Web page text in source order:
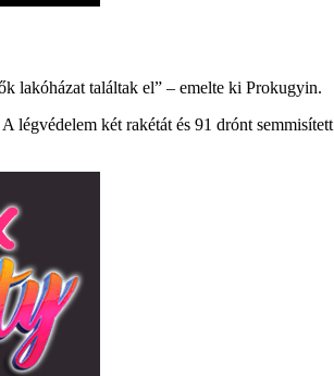
lakóházat találtak el” – emelte ki Prokugyin.
légvédelem két rakétát és 91 drónt